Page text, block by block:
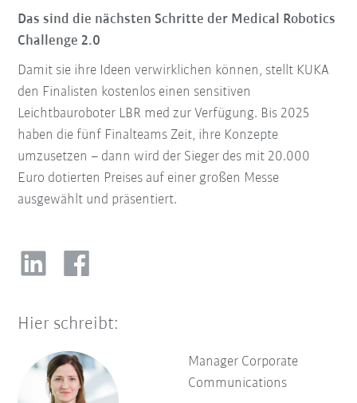
Das sind die nächsten Schritte der Medical Robotics
Challenge 2.0
Damit sie ihre Ideen verwirklichen können, stellt KUKA
den Finalisten kostenlos einen sensitiven
Leichtbauroboter LBR med zur Verfügung. Bis 2025
haben die fünf Finalteams Zeit, ihre Konzepte
umzusetzen – dann wird der Sieger des mit 20.000
Euro dotierten Preises auf einer großen Messe
ausgewählt und präsentiert.
Hier schreibt:
Manager Corporate
Communications